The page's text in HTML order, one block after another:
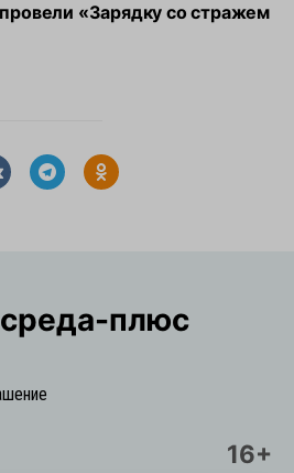
«Зарядку со стражем
плюс
16+